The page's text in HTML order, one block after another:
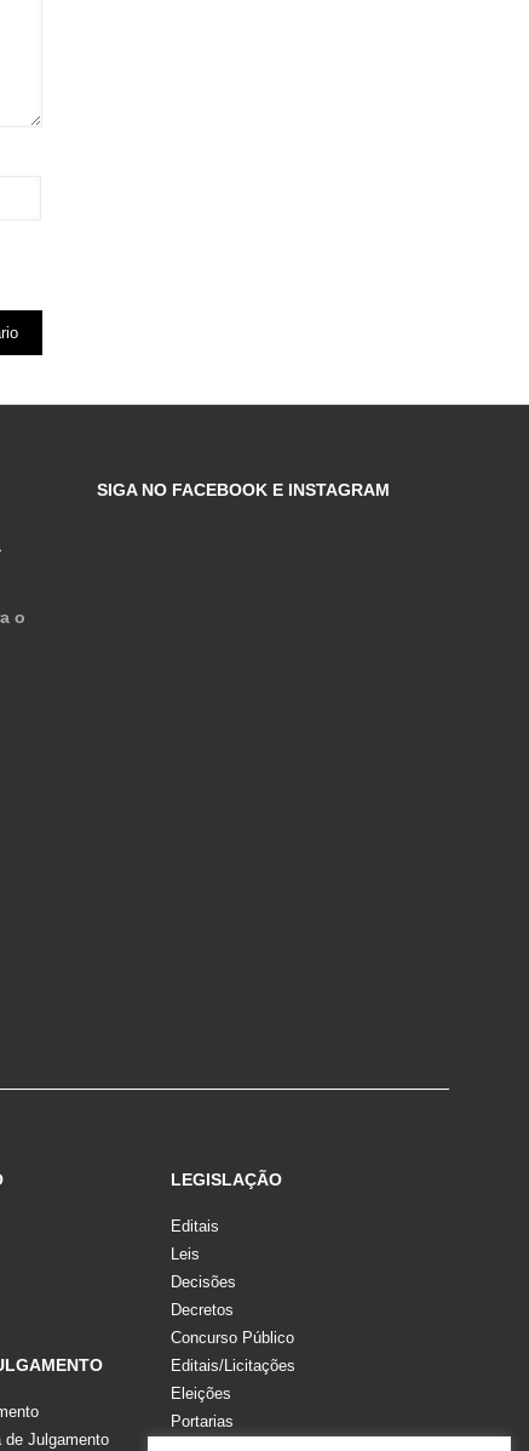
o
SIGA NO FACEBOOK E INSTAGRAM
de Julgamento
LEGISLAÇÃO
Editais
Leis
Decisões
Decretos
Concurso Público
Editais/Licitações
Eleições
Portarias